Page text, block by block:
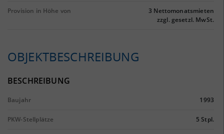
Provision in Höhe von
3 Nettomonatsmieten
zzgl. gesetzl. MwSt.
OBJEKTBESCHREIBUNG
BESCHREIBUNG
Baujahr 1993
PKW-Stellplätze 5 Stpl.